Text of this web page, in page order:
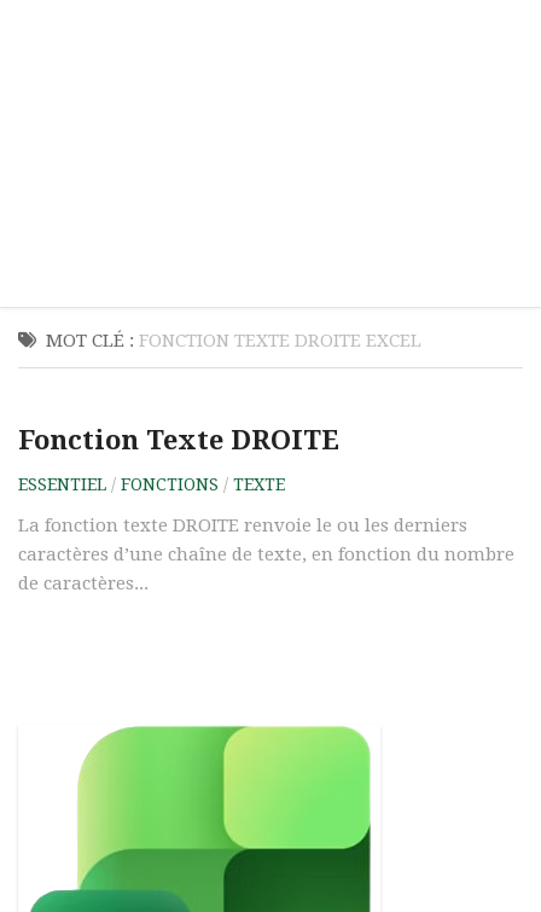
MOT CLÉ : FONCTION TEXTE DROITE EXCEL
Fonction Texte DROITE
ESSENTIEL / FONCTIONS / TEXTE
La fonction texte DROITE renvoie le ou les derniers
caractères d’une chaîne de texte, en fonction du nombre
de caractères...